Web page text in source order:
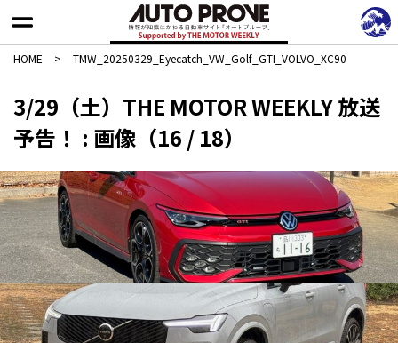
HOME > TMW_20250329_Eyecatch_VW_Golf_GTI_VOLVO_XC90
3/29（土）THE MOTOR WEEKLY 放送
予告！ : 画像（16 / 18）